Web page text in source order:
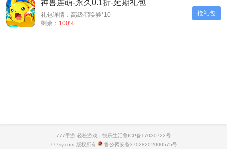
抢礼包
神兽连萌-永久0.1折-延期礼包
礼包详情：高级召唤券*10
剩余： 100%
777手游-轻松游戏，快乐生活鲁ICP备17030722号
777sy.com 版权所有
鲁公网安备37028202000575号